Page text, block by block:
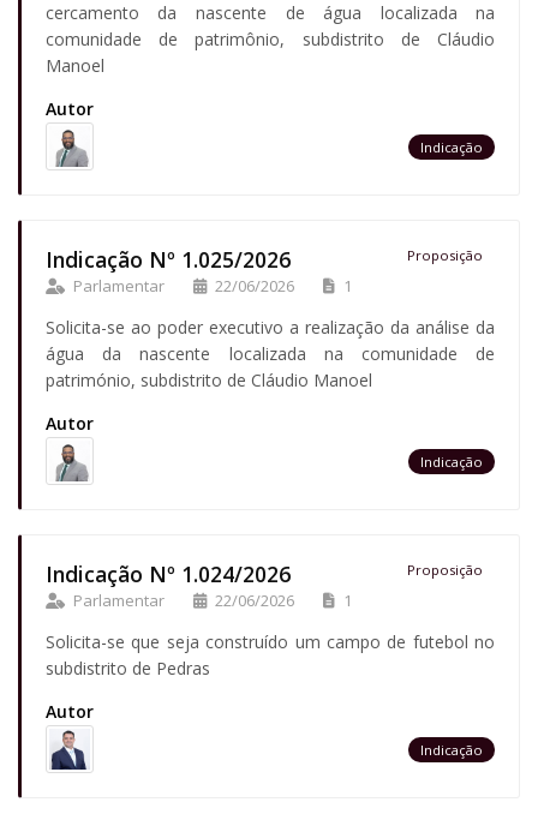
cercamento da nascente de água localizada na
comunidade de patrimônio, subdistrito de Cláudio
Manoel
Autor
Indicação
Indicação Nº 1.025/2026 Proposição
Parlamentar 22/06/2026 1
Solicita-se ao poder executivo a realização da análise da
água da nascente localizada na comunidade de
património, subdistrito de Cláudio Manoel
Autor
Indicação
Indicação Nº 1.024/2026 Proposição
Parlamentar 22/06/2026 1
Solicita-se que seja construído um campo de futebol no
subdistrito de Pedras
Autor
Indicação